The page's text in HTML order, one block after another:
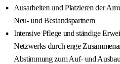
Ausarbeiten und Platzieren der
Neu- und Bestandspartnern
Intensive Pflege und ständige
Netzwerks durch enge
Abstimmung zum Auf- und